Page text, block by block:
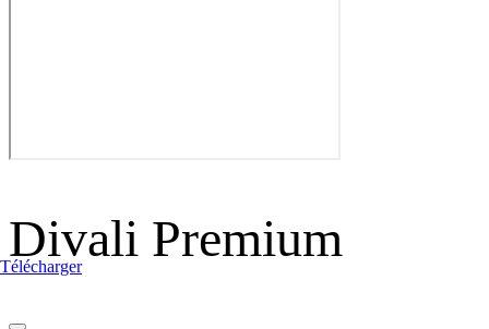
Divali Premium
Télécharger